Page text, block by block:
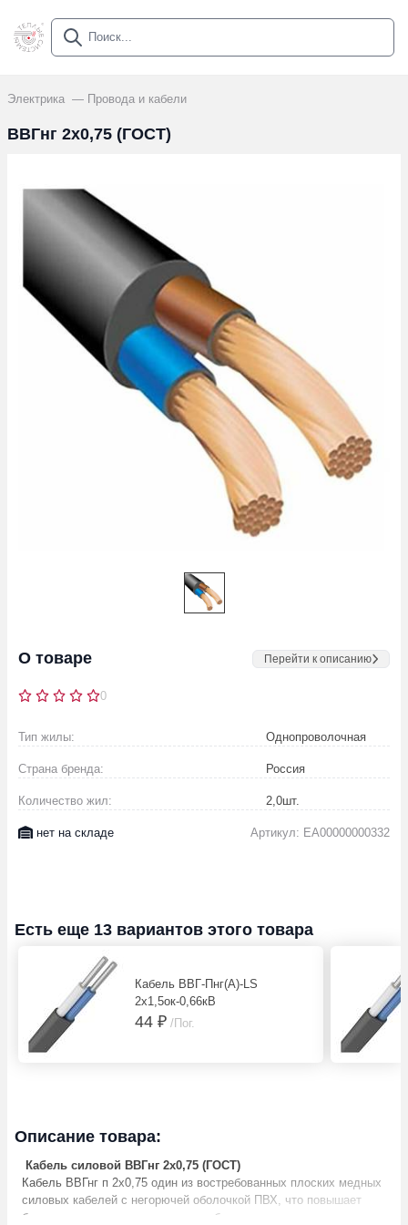
Электрика Провода и кабели
ВВГнг 2х0,75 (ГОСТ)
О товаре Перейти к описанию
0
Тип жилы: Однопроволочная
Страна бренда: Россия
Количество жил: 2,0шт.
нет на складе Артикул: EA00000000332
Есть еще 13 вариантов этого товара
Кабель ВВГ-Пнг(А)-LS
2х1,5ок-0,66кВ
44 ₽ /Пог.
Описание товара:
Кабель силовой ВВГнг 2х0,75 (ГОСТ)
Кабель ВВГнг п 2х0,75 один из востребованных плоских медных
силовых кабелей с негорючей оболочкой ПВХ, что повышает
безопасность при эксплуатации кабеля и может использоваться